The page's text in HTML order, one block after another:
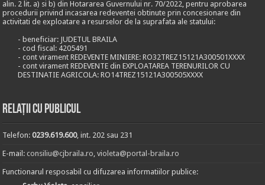
alin. 2 lit. a) si b) din Hotararea Guvernului nr. 70/2022, pentru aprobarea
procedurii privind incasarea redeventei obtinute prin concesionare din
activitati de exploatare a resurselor de la suprafata ale statului:
- beneficiar: JUDETUL BRAILA
- cod fiscal: 4205491
- cont virament REDEVENTE MINIERE: RO32TREZ15121A300501XXXX
- cont virament REDEVENTE din EXPLOATAREA TERENURILOR CU
DESTINATIE AGRICOLA: RO14TREZ15121A300505XXXX
Relații cu publicul
Telefon:0239.619.600, int. 202 sau 231
E-mail:consiliu@cjbraila.ro ,violeta@portal-braila.ro
Functionarul resposabil cu difuzarea informatiilor publice: